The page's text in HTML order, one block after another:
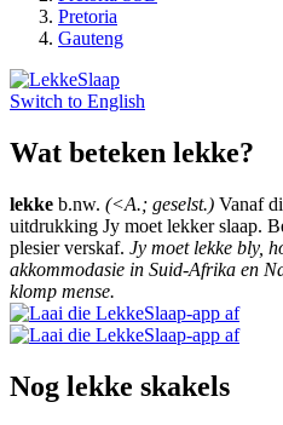
Pretoria
Gauteng
Switch to English
Wat beteken lekke?
lekke b.nw. (<A.; geselst.) Vanaf
uitdrukking Jy moet lekker slaap.
plesier verskaf. Jy moet lekke bly,
akkommodasie in Suid-Afrika en
klomp mense.
Nog lekke skakels